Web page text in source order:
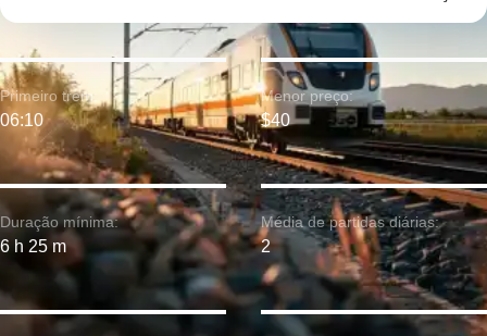
Duração mínima:
6 h 25 m
Primeiro trem:
06:10
Menor preço:
$40
Média de partidas diárias:
2